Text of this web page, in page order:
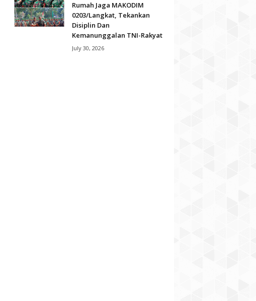
Rumah Jaga MAKODIM
0203/Langkat, Tekankan
Disiplin Dan
Kemanunggalan TNI-Rakyat
July 30, 2026